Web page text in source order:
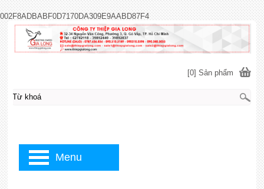
002F8ADBABF0D7170DA309E9AABD87F4
[0] Sản phẩm
Menu